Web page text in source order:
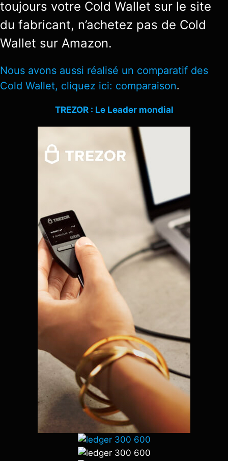
toujours votre Cold Wallet sur le site
du fabricant, n’achetez pas de Cold
Wallet sur Amazon.
Nous avons aussi réalisé un comparatif des
Cold Wallet, cliquez ici: comparaison.
TREZOR : Le Leader mondial